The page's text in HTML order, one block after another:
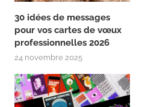
30 idées de messages
pour vos cartes de vœux
professionnelles 2026
24 novembre 2025